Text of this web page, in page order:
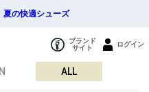
夏の快適シューズ
ブランド
サイト
ログイン
ALL